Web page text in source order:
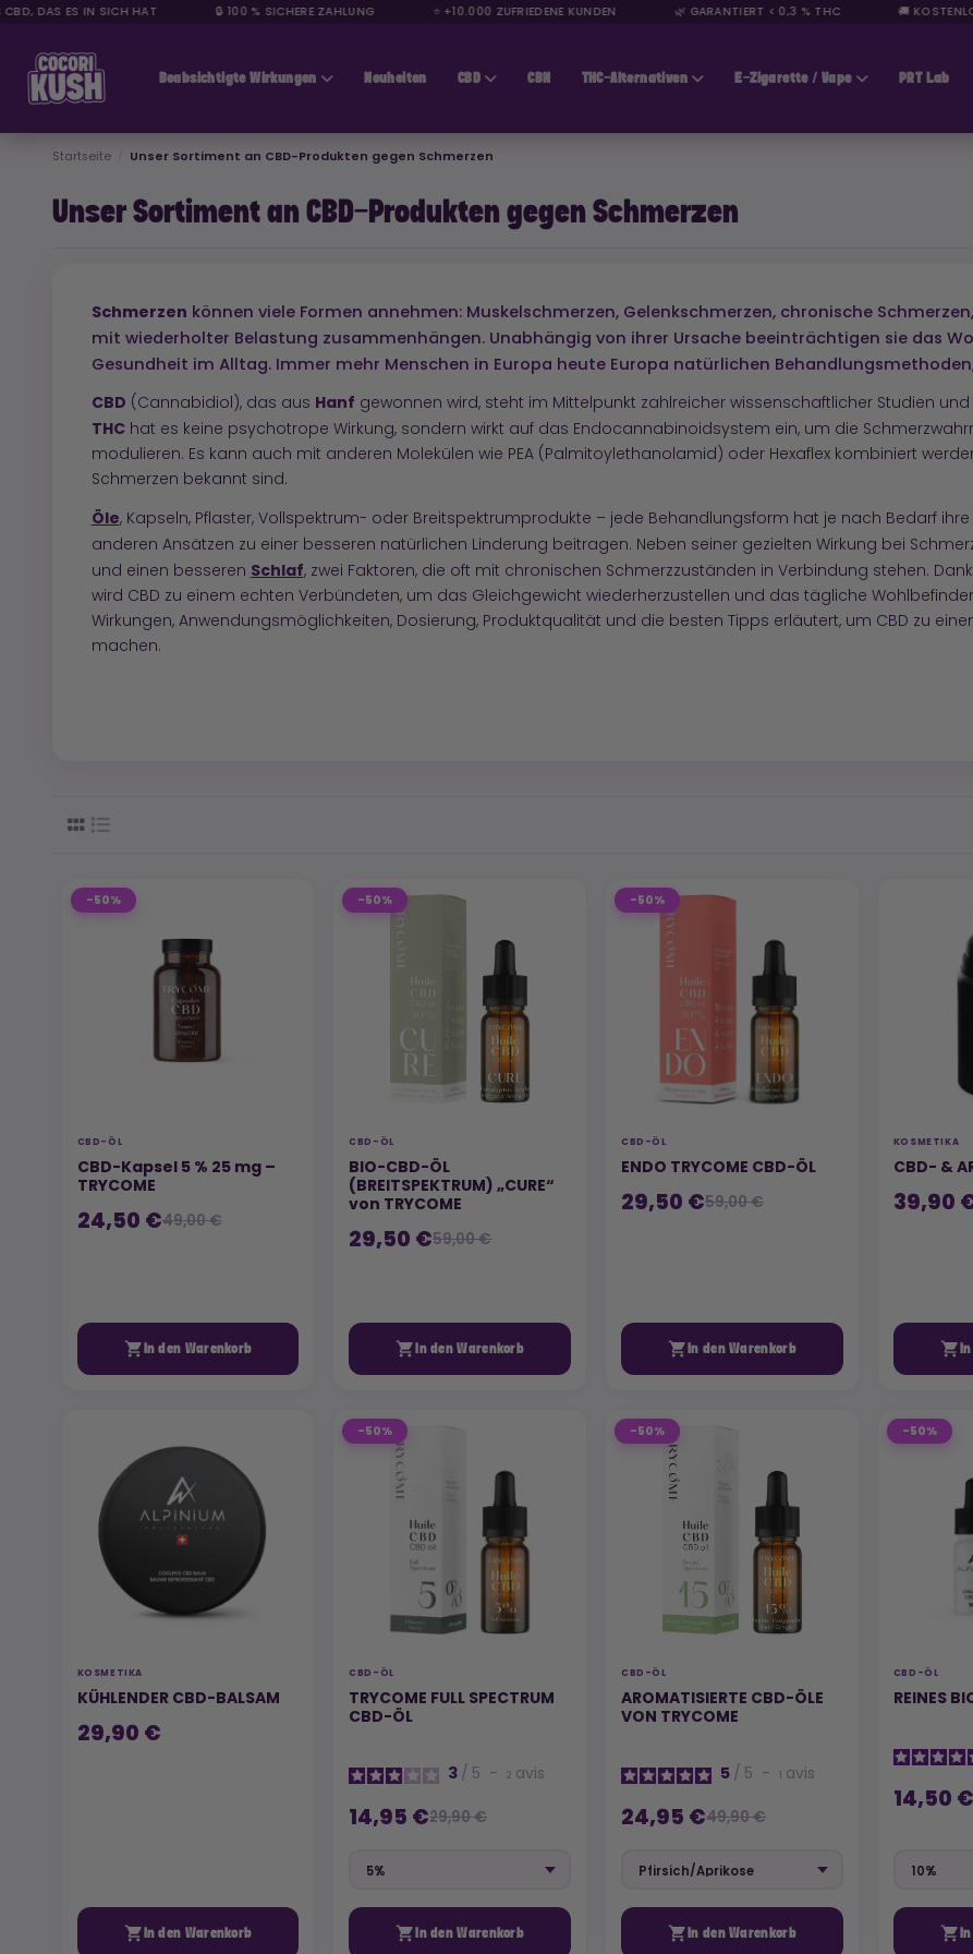
DAS ES IN SICH HAT 🔒 100 % SICHERE ZAHLUNG ⭐ +10.000 ZUFRIEDENE KUNDEN 🌿 GARANTIERT < 0,3 % THC 🚚
Beabsichtigte Wirkungen Neuheiten CBD CBN THC-Alternativen E-Zigarette / Vape PRT Lab
Startseite Unser Sortiment an CBD-Produkten gegen Schmerzen
Unser Sortiment an CBD-Produkten gegen Schmerzen
Schmerzen können viele Formen annehmen: Muskelschmerzen, Gelenkschmerzen, chronische
mit wiederholter Belastung zusammenhängen. Unabhängig von ihrer Ursache beeinträchtigen sie das
Gesundheit im Alltag. Immer mehr Menschen in Europa heute Europa natürlichen
CBD (Cannabidiol), das aus Hanf gewonnen wird, steht im Mittelpunkt zahlreicher wissenschaftlicher Studien
THC hat es keine psychotrope Wirkung, sondern wirkt auf das Endocannabinoidsystem ein, um die
modulieren. Es kann auch mit anderen Molekülen wie PEA (Palmitoylethanolamid) oder Hexaflex kombiniert
Schmerzen bekannt sind.
Öle, Kapseln, Pflaster, Vollspektrum- oder Breitspektrumprodukte – jede Behandlungsform hat je nach Bedarf
anderen Ansätzen zu einer besseren natürlichen Linderung beitragen. Neben seiner gezielten Wirkung bei
und einen besseren Schlaf, zwei Faktoren, die oft mit chronischen Schmerzzuständen in Verbindung stehen.
wird CBD zu einem echten Verbündeten, um das Gleichgewicht wiederherzustellen und das tägliche
Wirkungen, Anwendungsmöglichkeiten, Dosierung, Produktqualität und die besten Tipps erläutert, um CBD zu
machen.
-50%
CBD-ÖL
CBD-Kapsel 5 % 25 mg –
TRYCOME
24,50 €49,00 €
 In den Warenkorb
-50%
CBD-ÖL
BIO-CBD-ÖL
(BREITSPEKTRUM) „CURE“
von TRYCOME
29,50 €59,00 €
 In den Warenkorb
-50%
CBD-ÖL
ENDO TRYCOME CBD-ÖL
29,50 €59,00 €
 In den Warenkorb
KOSMETIKA
CBD- &
39,90

KOSMETIKA
KÜHLENDER CBD-BALSAM
29,90 €
 In den Warenkorb
-50%
CBD-ÖL
TRYCOME FULL SPECTRUM
CBD-ÖL
3 / 5 - 2 avis
14,95 €29,90 €
 In den Warenkorb
-50%
CBD-ÖL
AROMATISIERTE CBD-ÖLE
VON TRYCOME
5 / 5 - 1 avis
24,95 €49,90 €
 In den Warenkorb
-50%
CBD-ÖL
REINES
14,50 €
